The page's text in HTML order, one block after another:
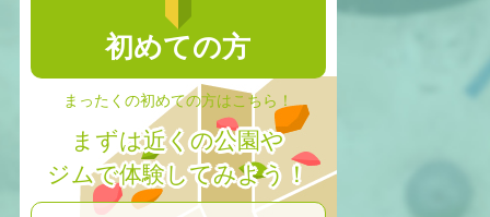
初めての方
まったくの初めての方はこちら！
まずは近くの公園や
ジムで体験してみよう！